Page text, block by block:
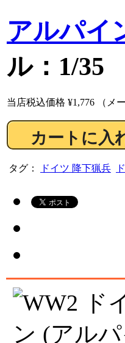
アルパイ
ル：1/35
当店税込価格 ¥1,776 （メ
タグ： ドイツ 降下猟兵